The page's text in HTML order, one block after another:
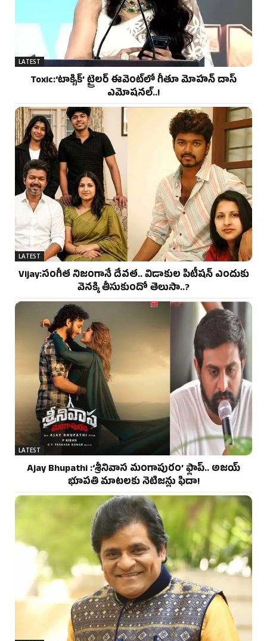
LATEST
Toxic:‘టాక్సిక్’ ట్రైలర్ ఈవెంట్‌లో గీతూ మోహన్ దాస్
ఎమోషనల్..!
LATEST
Vijay:సంగీత నిజంగానే దేవత.. విడాకుల పిటీషన్ ఎందుకు
వెనక్కి తీసుకుందో తెలుసా..?
LATEST
Ajay Bhupathi :‘శ్రీనివాస మంగాపురం’ ఫ్లాప్.. అజయ్
భూపతి మాటలకు నెటిజన్లు ఫిదా!